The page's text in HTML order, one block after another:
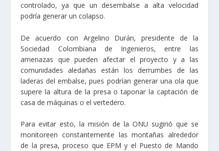
controlado, ya que un desembalse a alta velocidad
podría generar un colapso.
De acuerdo con Argelino Durán, presidente de la
Sociedad Colombiana de Ingenieros, entre las
amenazas que pueden afectar el proyecto y a las
comunidades aledañas están los derrumbes de las
laderas del embalse, pues podrían generar una ola que
supere la altura de la presa o taponar la captación de
casa de máquinas o el vertedero.
Para evitar esto, la misión de la ONU sugirió que se
monitoreen constantemente las montañas alrededor
de la presa, proceso que EPM y el Puesto de Mando